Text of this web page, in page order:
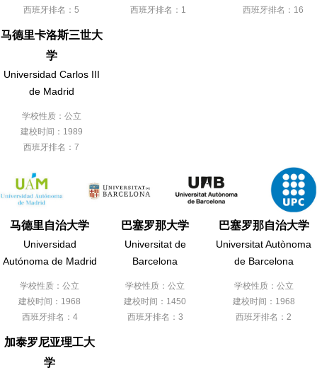
西班牙排名：5
西班牙排名：1
西班牙排名：16
马德里卡洛斯三世大
学
Universidad Carlos III
de Madrid
学校性质：公立
建校时间：1989
西班牙排名：7
马德里自治大学
Universidad
Autónoma de Madrid
学校性质：公立
建校时间：1968
西班牙排名：4
巴塞罗那大学
Universitat de
Barcelona
学校性质：公立
建校时间：1450
西班牙排名：3
巴塞罗那自治大学
Universitat Autònoma
de Barcelona
学校性质：公立
建校时间：1968
西班牙排名：2
加泰罗尼亚理工大
学